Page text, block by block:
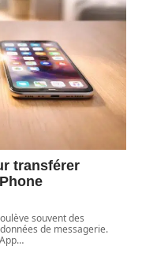
transférer
souvent des
de messagerie.
…